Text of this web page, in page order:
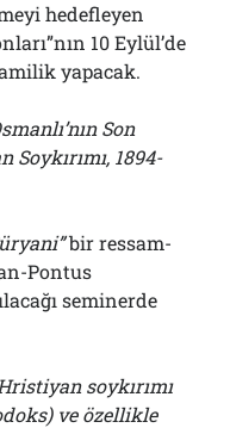
hedefleyen
10 Eylül’de
yapacak.
Son
Soykırımı, 1894-
bir ressam-
Pontus
seminerde
soykırımı
ve özellikle